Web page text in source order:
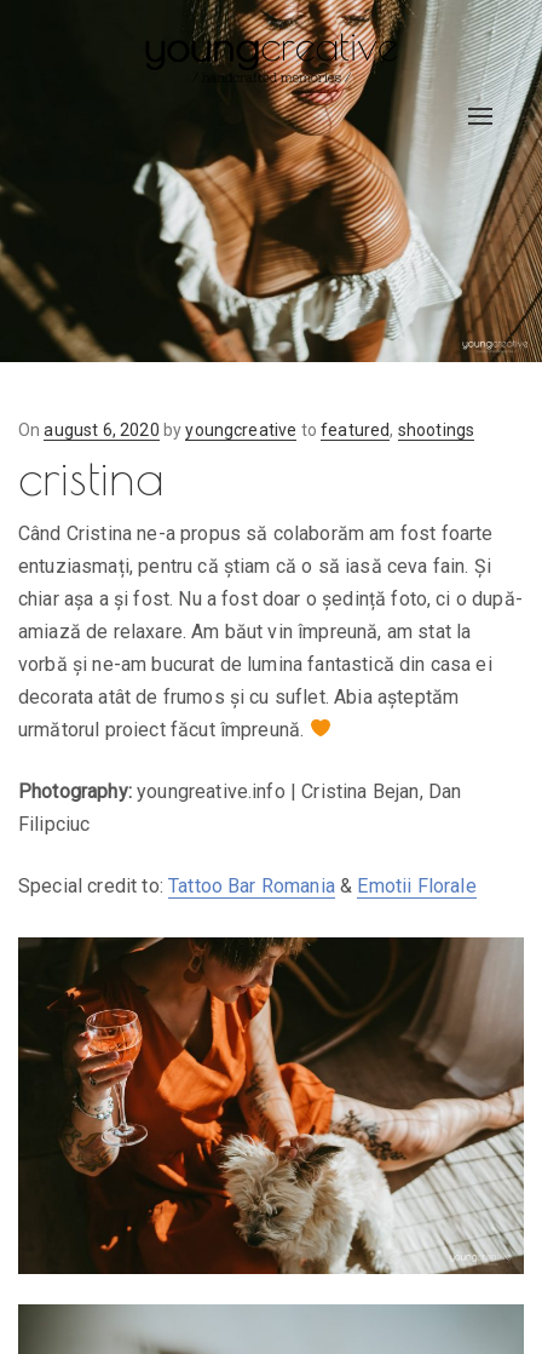
Toggle
OnPosted
august 6, 2020 byyoungcreative tofeatured, shootings
cristina
Când Cristina ne-a propus să colaborăm am fost foarte
entuziasmați, pentru că știam că o să iasă ceva fain. Și
chiar așa a și fost. Nu a fost doar o ședință foto, ci o după-
amiază de relaxare. Am băut vin împreună, am stat la
vorbă și ne-am bucurat de lumina fantastică din casa ei
decorata atât de frumos și cu suflet. Abia așteptăm
următorul proiect făcut împreună.
Photography:youngreative.info | Cristina Bejan, Dan
Filipciuc
Special credit to:Tattoo Bar Romania& Emotii Florale